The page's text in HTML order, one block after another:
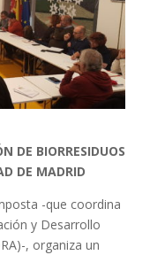
DE BIORRESIDUOS
DE MADRID
-que coordina
y Desarrollo
, organiza un